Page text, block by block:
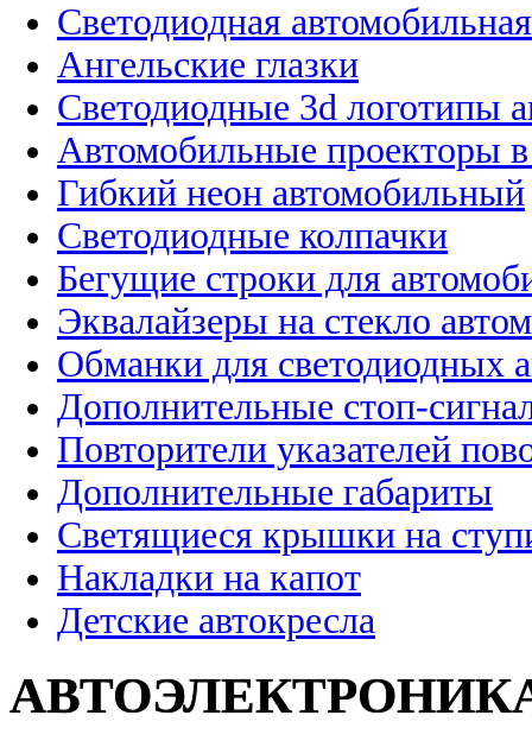
Светодиодная
Ангельские глазки
Светодиодные 3d логотипы
Автомобильные проекторы
Гибкий неон автомобильный
Светодиодные колпачки
Бегущие строки для
Эквалайзеры на стекло
Обманки для светодиодных
Дополнительные стоп-
Повторители указателей
Дополнительные габариты
Светящиеся крышки на
Накладки на капот
Детские автокресла